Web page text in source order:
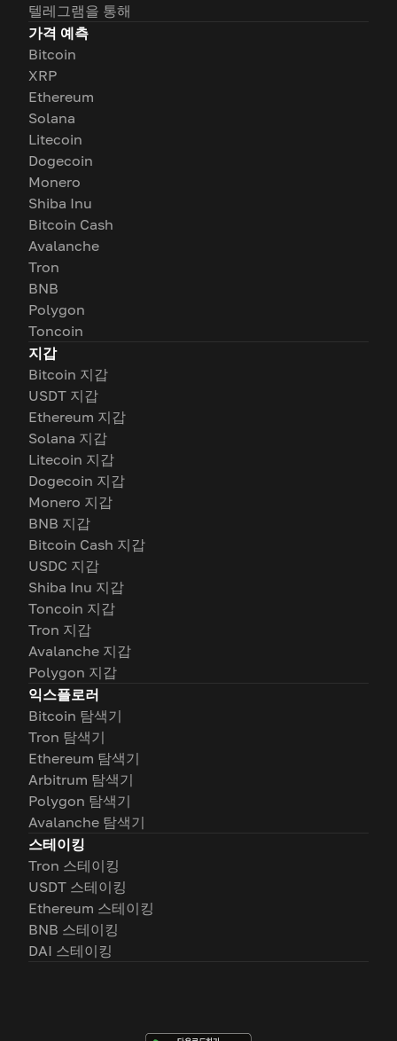
텔레그램을 통해
가격 예측
Bitcoin
XRP
Ethereum
Solana
Litecoin
Dogecoin
Monero
Shiba Inu
Bitcoin Cash
Avalanche
Tron
BNB
Polygon
Toncoin
지갑
Bitcoin 지갑
USDT 지갑
Ethereum 지갑
Solana 지갑
Litecoin 지갑
Dogecoin 지갑
Monero 지갑
BNB 지갑
Bitcoin Cash 지갑
USDC 지갑
Shiba Inu 지갑
Toncoin 지갑
Tron 지갑
Avalanche 지갑
Polygon 지갑
익스플로러
Bitcoin 탐색기
Tron 탐색기
Ethereum 탐색기
Arbitrum 탐색기
Polygon 탐색기
Avalanche 탐색기
스테이킹
Tron 스테이킹
USDT 스테이킹
Ethereum 스테이킹
BNB 스테이킹
DAI 스테이킹